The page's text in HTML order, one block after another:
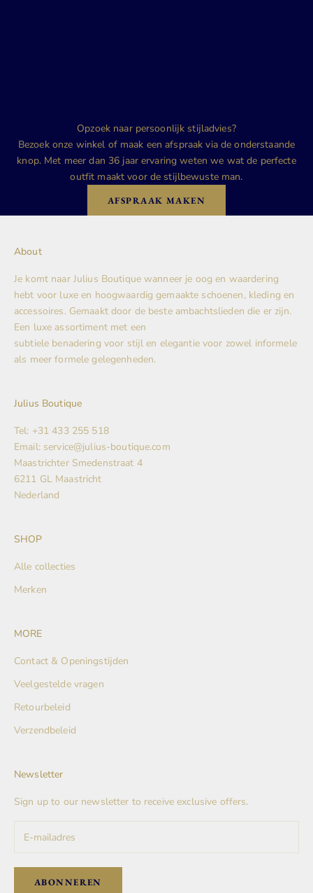
Opzoek naar persoonlijk stijladvies?
Bezoek onze winkel of maak een afspraak via de onderstaande
knop. Met meer dan 36 jaar ervaring weten we wat de perfecte
outfit maakt voor de stijlbewuste man.
AFSPRAAK MAKEN
About
Je komt naar Julius Boutique wanneer je oog en waardering
hebt voor luxe en hoogwaardig gemaakte schoenen, kleding en
accessoires. Gemaakt door de beste ambachtslieden die er zijn.
Een luxe assortiment met een
subtiele benadering voor stijl en elegantie voor zowel informele
als meer formele gelegenheden.
Julius Boutique
Tel: +31 433 255 518
Email: service@julius-boutique.com
Maastrichter Smedenstraat 4
6211 GL Maastricht
Nederland
SHOP
Alle collecties
Merken
MORE
Contact & Openingstijden
Veelgestelde vragen
Retourbeleid
Verzendbeleid
Newsletter
Sign up to our newsletter to receive exclusive offers.
ABONNEREN